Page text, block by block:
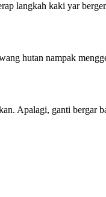
langkah kaki yar
hutan nampak
Apalagi, ganti bergar